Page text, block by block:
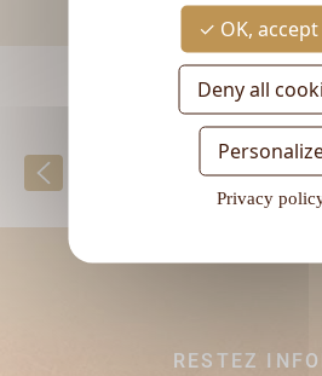
Retour à la liste
RESTEZ
OK,
Deny all
Privacy